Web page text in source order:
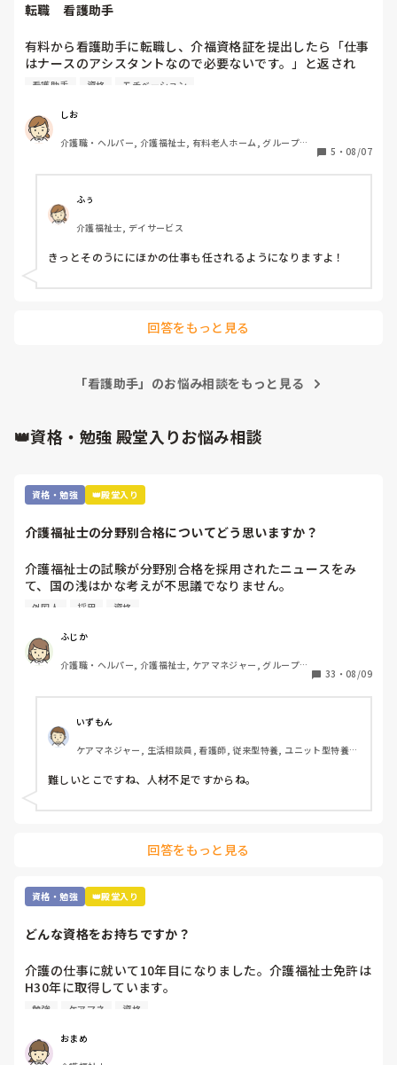
転職　看護助手
有料から看護助手に転職し、介福資格証を提出したら「仕事
はナースのアシスタントなので必要ないです。」と返され
た。確かに、やってる内容ベットメイキングとお掃除、その
看護助手 資格 モチベーション
しお
介護職・ヘルパー, 介護福祉士, 有料老人ホーム, グループホ
5 ・ 08/07
ふぅ
介護福祉士, デイサービス
回答をもっと見る
「看護助手」のお悩み相談をもっと見る
👑資格・勉強 殿堂入りお悩み相談
資格・勉強 👑殿堂入り
介護福祉士の分野別合格についてどう思いますか？
介護福祉士の試験が分野別合格を採用されたニュースをみ
て、国の浅はかな考えが不思議でなりません。
利用は、外国人の合格率の引き上げと、介護福祉士の人材確
根本的に介護へ転職しようと思う方が少なくなってきている
のに、高齢者は増加傾向です。
年々、介護福祉士の試験が容易になり、資格意義がなくなっ
介護福祉士を軽んじられそうで悲しいです。皆さんは、分野
別合格についてどう思われますか？
外国人 採用 資格
ふじか
介護職・ヘルパー, 介護福祉士, ケアマネジャー, グループホ
33 ・ 08/09
いずもん
ケアマネジャー, 生活相談員, 看護師, 従来型特養, ユニット型特養,
難しいとこですね、人材不足ですからね。
回答をもっと見る
資格・勉強 👑殿堂入り
どんな資格をお持ちですか？
介護の仕事に就いて10年目になりました。介護福祉士免許は
H30年に取得しています。
職場では次の資格にケアマネの資格を勧められます。なんと
るべきかに悩んでいます。
勉強 ケアマネ 資格
おまめ